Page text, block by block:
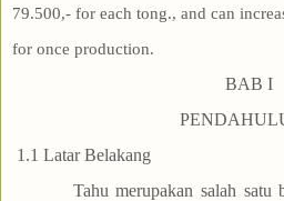
79.500,- for each tong., and can
for once production.
BAB I
1.1 Latar Belakang
Tahu merupakan salah satu